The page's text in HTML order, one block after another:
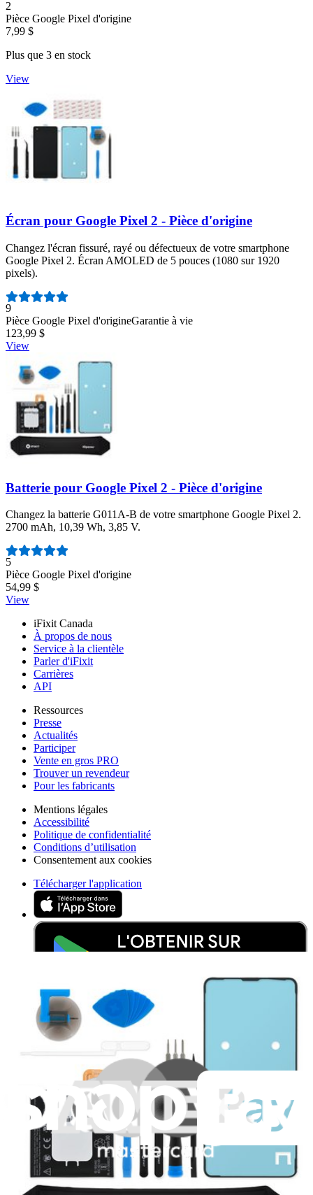
Nombre d'avis :
2
Pièce Google Pixel d'origine
7,99 $
Plus que 3 en stock
View
Écran pour Google Pixel 2 - Pièce d'origine
Changez l'écran fissuré, rayé ou défectueux de votre smartphone
Google Pixel 2. Écran AMOLED de 5 pouces (1080 sur 1920
pixels).
Nombre d'avis :
9
Pièce Google Pixel d'origineGarantie à vie
123,99 $
View
Batterie pour Google Pixel 2 - Pièce d'origine
Changez la batterie G011A-B de votre smartphone Google Pixel 2.
2700 mAh, 10,39 Wh, 3,85 V.
Nombre d'avis :
5
Pièce Google Pixel d'origine
54,99 $
View
iFixit Canada
À propos de nous
Service à la clientèle
Parler d'iFixit
Carrières
API
Ressources
Presse
Actualités
Participer
Vente en gros PRO
Trouver un revendeur
Pour les fabricants
Mentions légales
Accessibilité
Politique de confidentialité
Conditions d’utilisation
Consentement aux cookies
Télécharger l'application
Je m'abonne à la newsletter
Apprenez quelque chose de nouveau chaque semaine